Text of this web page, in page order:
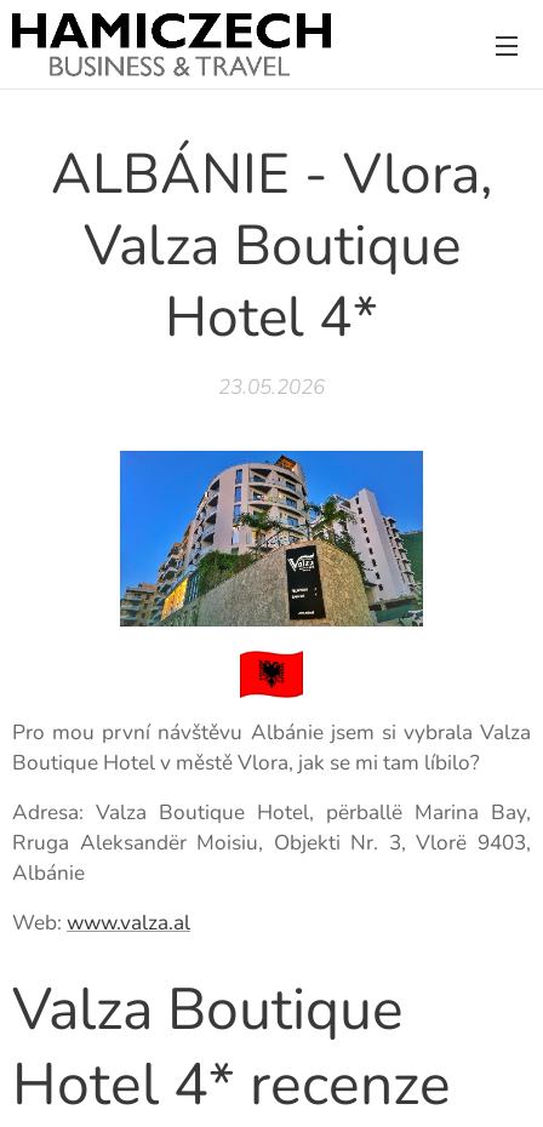
ALBÁNIE - Vlora,
Valza Boutique
Hotel 4*
23.05.2026
Pro mou první návštěvu Albánie jsem si vybrala Valza
Boutique Hotel v městě Vlora, jak se mi tam líbilo?
Adresa: Valza Boutique Hotel, përballë Marina Bay,
Rruga Aleksandër Moisiu, Objekti Nr. 3, Vlorë 9403,
Albánie
Web: www.valza.al
Valza Boutique
Hotel 4* recenze